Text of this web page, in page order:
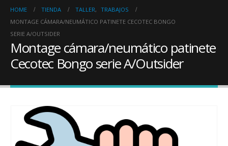
HOME TIENDA TALLER, TRABAJOS
MONTAGE CÁMARA/NEUMÁTICO PATINETE CECOTEC BONGO
SERIE A/OUTSIDER
Montage cámara/neumático patinete
Cecotec Bongo serie A/Outsider